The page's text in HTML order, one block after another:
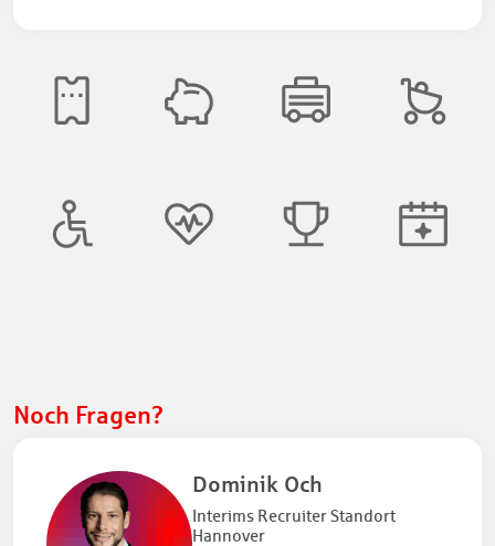
Noch Fragen?
Dominik Och
Interims Recruiter Standort
Hannover